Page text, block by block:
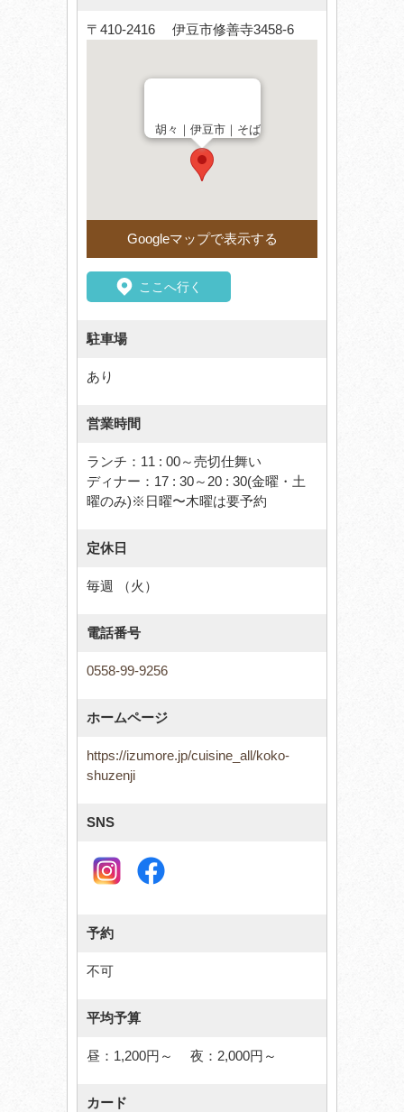
〒410-2416 伊豆市修善寺3458-6
胡々｜伊豆市｜そば
Googleマップで表示する
ここへ行く
駐車場
あり
営業時間
ランチ：11 : 00～売切仕舞い
ディナー：17 : 30～20 : 30(金曜・土
曜のみ)※日曜〜木曜は要予約
定休日
毎週 （火）
電話番号
0558-99-9256
ホームページ
https://izumore.jp/cuisine_all/koko-
shuzenji
SNS
予約
不可
平均予算
昼：1,200円～ 夜：2,000円～
カード